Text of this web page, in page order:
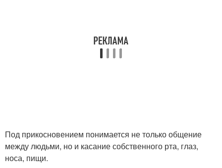
Под прикосновением понимается не только общение
между людьми, но и касание собственного рта, глаз,
носа, пищи.